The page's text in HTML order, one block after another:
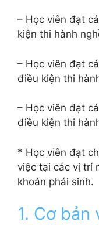
– Học viên đạt
kiện thi hành
– Học viên đạt
điều kiện thi
– Học viên đạt
điều kiện thi
* Học viên đạt
việc tại các vị trí
khoán phái sinh.
1. Cơ bản